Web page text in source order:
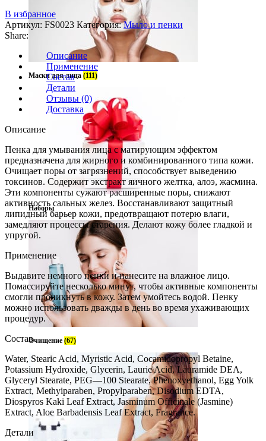
Маски для лица (111)
Наборы
Очищение (67)
В избранное
Артикул: FS0023 Категория: Мыло и пенки
Share:
Описание
Применение
Состав
Детали
Отзывы (0)
Доставка
Описание
Пенка для умывания лица с матирующим эффектом
предназначена для жирного и комбинированного типа кожи.
Очищает поры от загрязнений, способствует выведению
токсинов. Содержит экстракт яичного желтка, алоэ, жасмина.
Эти компоненты сужают расширенные поры, снижают
активность сальных желез. Восстанавливают защитный
липидный барьер кожи, предотвращают потерю влаги,
замедляют процессы старения. Делают кожу более гладкой и
упругой.
Применение
Выдавите немного пенки и нанесите на влажное лицо.
Помассируйте несколько минут, чтобы активные компоненты
смогли проникнуть в кожу. Затем умойтесь водой. Пенку
можно использовать дважды в день во время ухаживающих
процедур.
Состав
Water, Stearic Acid, Myristic Acid, Cocamidopropyl Betaine,
Potassium Hydroxide, Glycerin, Lauric Acid, Lauramide DEA,
Glyceryl Stearate, PEG—100 Stearate, Phenoxyethanol, Egg Yolk
Extract, Methyiparaben, Propylparaben, Disodium EDTA,
Diospyros Kaki Leaf Extract, Jasminum Officinale (Jasmine)
Extract, Aloe Barbadensis Leaf Extract, Fragrance.
Детали